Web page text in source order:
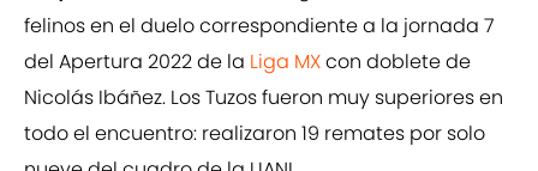
felinos en el duelo correspondiente a la jornada 7
del Apertura 2022 de la Liga MXcon doblete de
Nicolás Ibáñez. Los Tuzos fueron muy superiores en
todo el encuentro: realizaron 19 remates por solo